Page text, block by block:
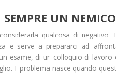
SEMPRE UN NEMICO
qualcosa di negativo.
e serve a prepararci ad
esame, di un colloquio di lavoro
Il problema nasce quando